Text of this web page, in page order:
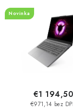
d
u
r
o
512GB/15,6"/IPS/
6GB/bezADPT/
šedá
Novinka
€971,14 bez
€1 194,50